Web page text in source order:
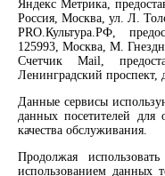
Продлить книгу
Спроси
Спроси краеведа
Оцените качество
Направить
Соцсети
Вконтакте
Одноклассники
Max
Яндекс Метрика,
Россия, Москва, ул. Л.
PRO.Культура.РФ,
125993, Москва, М.
Счетчик Mail,
Ленинградский проспект,
Данные сервисы
данных посетителей для
качества обслуживания.
Продолжая
использованием данных